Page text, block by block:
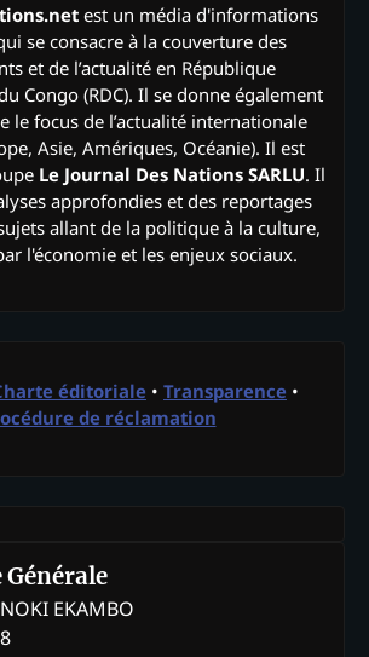
est un média d'informations
se consacre à la couverture des
et de l’actualité en République
Congo (RDC). Il se donne également
le focus de l’actualité internationale
Asie, Amériques, Océanie). Il est
Le Journal Des Nations SARLU. Il
approfondies et des reportages
allant de la politique à la culture,
l'économie et les enjeux sociaux.
éditoriale • Transparence •
de réclamation
EKAMBO